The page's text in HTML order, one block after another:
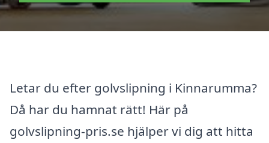
Letar du efter golvslipning i Kinnarumma?
Då har du hamnat rätt! Här på
golvslipning-pris.se hjälper vi dig att hitta